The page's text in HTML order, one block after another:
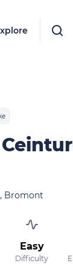
Bromont
Easy
Difficulty